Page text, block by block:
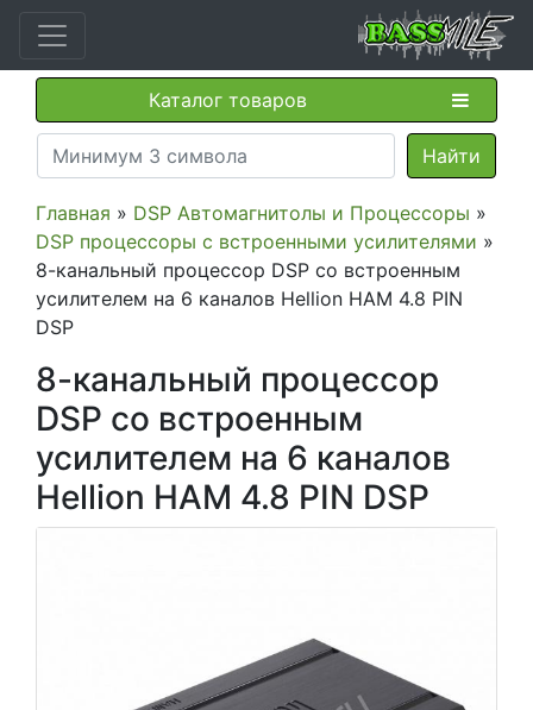
Каталог товаров
Главная » DSP Автомагнитолы и Процессоры »
DSP процессоры с встроенными усилителями »
8-канальный процессор DSP со встроенным
усилителем на 6 каналов Hellion HAM 4.8 PIN
DSP
8-канальный процессор
DSP со встроенным
усилителем на 6 каналов
Hellion HAM 4.8 PIN DSP